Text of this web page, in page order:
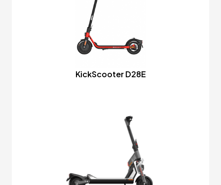
KickScooter D28E